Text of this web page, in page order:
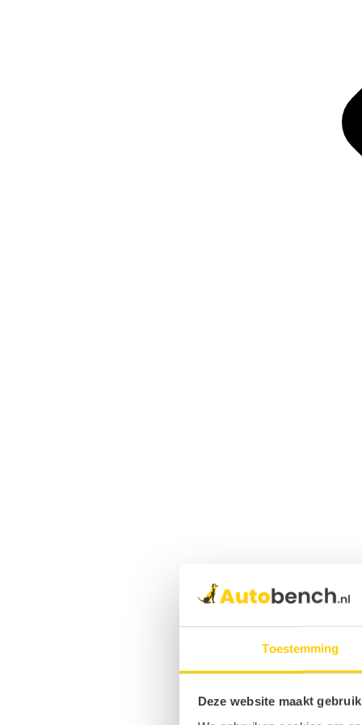
Toestemming
Deze website maakt